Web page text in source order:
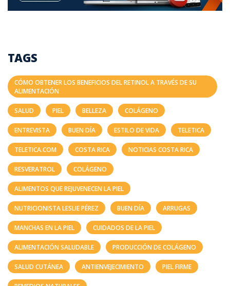
TAGS
CÓMO OBTENER LOS BENEFICIOS DEL RETINOL A TRAVÉS DE SU
ALIMENTACIÓN
SALUD PIEL BELLEZA COLÁGENO
ENTREVISTA BUEN DÍA ESTILO DE VIDA TELETICA
TELETICA.COM COSTA RICA NOTICIAS COSTA RICA
RESVERATROL COLÁGENO
ALIMENTOS QUE REJUVENECEN LA PIEL
NUTRICIONISTA LESLIE PÉREZ BUEN DÍA ARRUGAS
MANCHAS EN LA PIEL CUIDADOS DE LA PIEL
ALIMENTACIÓN SALUDABLE PRODUCCIÓN DE COLÁGENO
SALUD CUTÁNEA ANTIENVEJECIMIENTO PIEL FIRME